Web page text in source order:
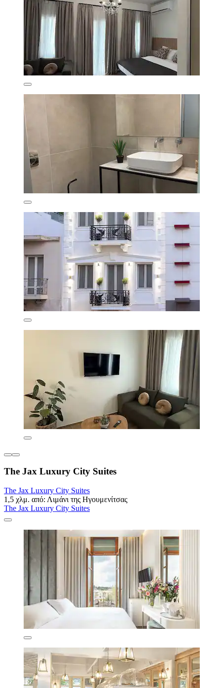
The Jax Luxury City Suites
The Jax Luxury City Suites
1,5 χλμ. από: Λιμάνι της Ηγουμενίτσας
The Jax Luxury City Suites